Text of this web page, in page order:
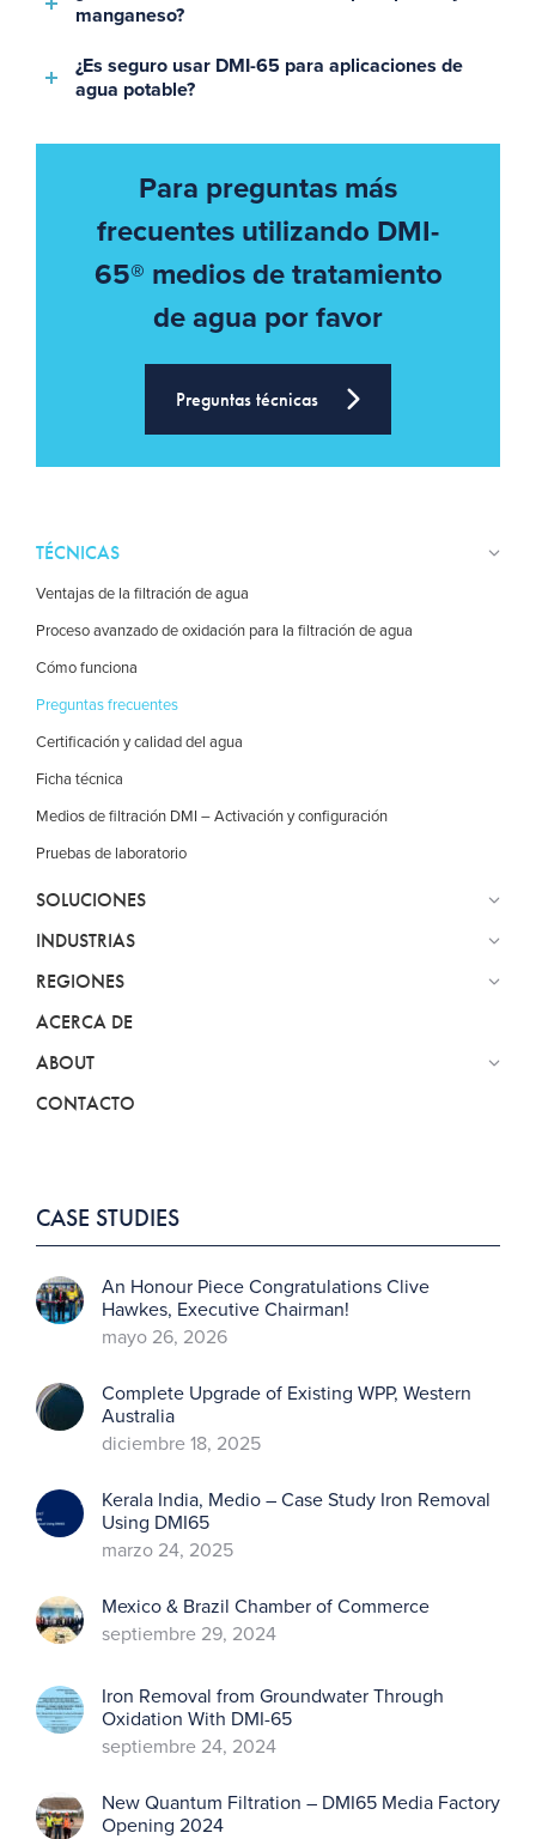
manganeso?
¿Es seguro usar DMI-65 para aplicaciones de
agua potable?
Para preguntas más
frecuentes utilizando DMI-
65® medios de tratamiento
de agua por favor
Preguntas técnicas
TÉCNICAS
Ventajas de la filtración de agua
Proceso avanzado de oxidación para la filtración de agua
Cómo funciona
Preguntas frecuentes
Certificación y calidad del agua
Ficha técnica
Medios de filtración DMI – Activación y configuración
Pruebas de laboratorio
SOLUCIONES
INDUSTRIAS
REGIONES
ACERCA DE
ABOUT
CONTACTO
CASE STUDIES
An Honour Piece Congratulations Clive
Hawkes, Executive Chairman!
mayo 26, 2026
Complete Upgrade of Existing WPP, Western
Australia
diciembre 18, 2025
Kerala India, Medio – Case Study Iron Removal
Using DMI65
marzo 24, 2025
Mexico & Brazil Chamber of Commerce
septiembre 29, 2024
Iron Removal from Groundwater Through
Oxidation With DMI-65
septiembre 24, 2024
New Quantum Filtration – DMI65 Media Factory
Opening 2024